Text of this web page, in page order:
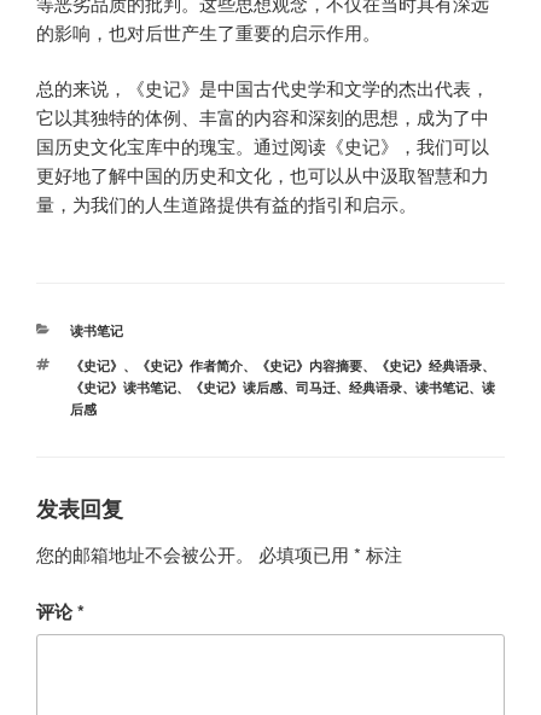
的影响，也对后世产生了重要的启示作用。
总的来说，《史记》是中国古代史学和文学的杰出代表，
它以其独特的体例、丰富的内容和深刻的思想，成为了中
国历史文化宝库中的瑰宝。通过阅读《史记》，我们可以
更好地了解中国的历史和文化，也可以从中汲取智慧和力
量，为我们的人生道路提供有益的指引和启示。
分
读书笔记
标
签
《史记》 、 《史记》作者简介、 《史记》内容摘要、 《史记》经典语录、
《史记》读书笔记、 《史记》读后感、 司马迁、 经典语录、 读书笔记、 读
后感
发表回复
您的邮箱地址不会被公开。 必填项已用 * 标注
评论*